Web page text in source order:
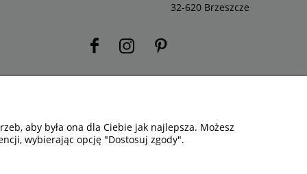
32-620 Brzeszcze
aby była ona dla Ciebie jak najlepsza. Możesz
wybierając opcję "Dostosuj zgody".